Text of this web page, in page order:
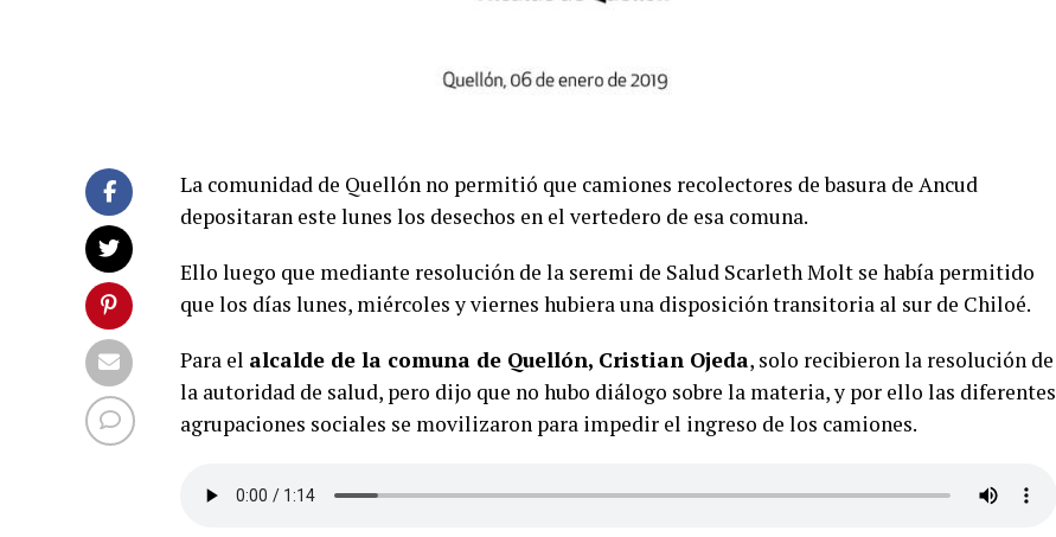
La comunidad de Quellón no permitió que camiones recolectores de basura de Ancud
depositaran este lunes los desechos en el vertedero de esa comuna.
Ello luego que mediante resolución de la seremi de Salud Scarleth Molt se había permitido
que los días lunes, miércoles y viernes hubiera una disposición transitoria al sur de Chiloé.
Para el alcalde de la comuna de Quellón, Cristian Ojeda, solo recibieron la resolución de
la autoridad de salud, pero dijo que no hubo diálogo sobre la materia, y por ello las diferentes
agrupaciones sociales se movilizaron para impedir el ingreso de los camiones.